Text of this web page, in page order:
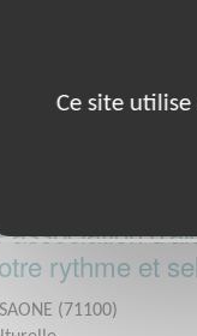
association
rythme et
(71100)
Ce site